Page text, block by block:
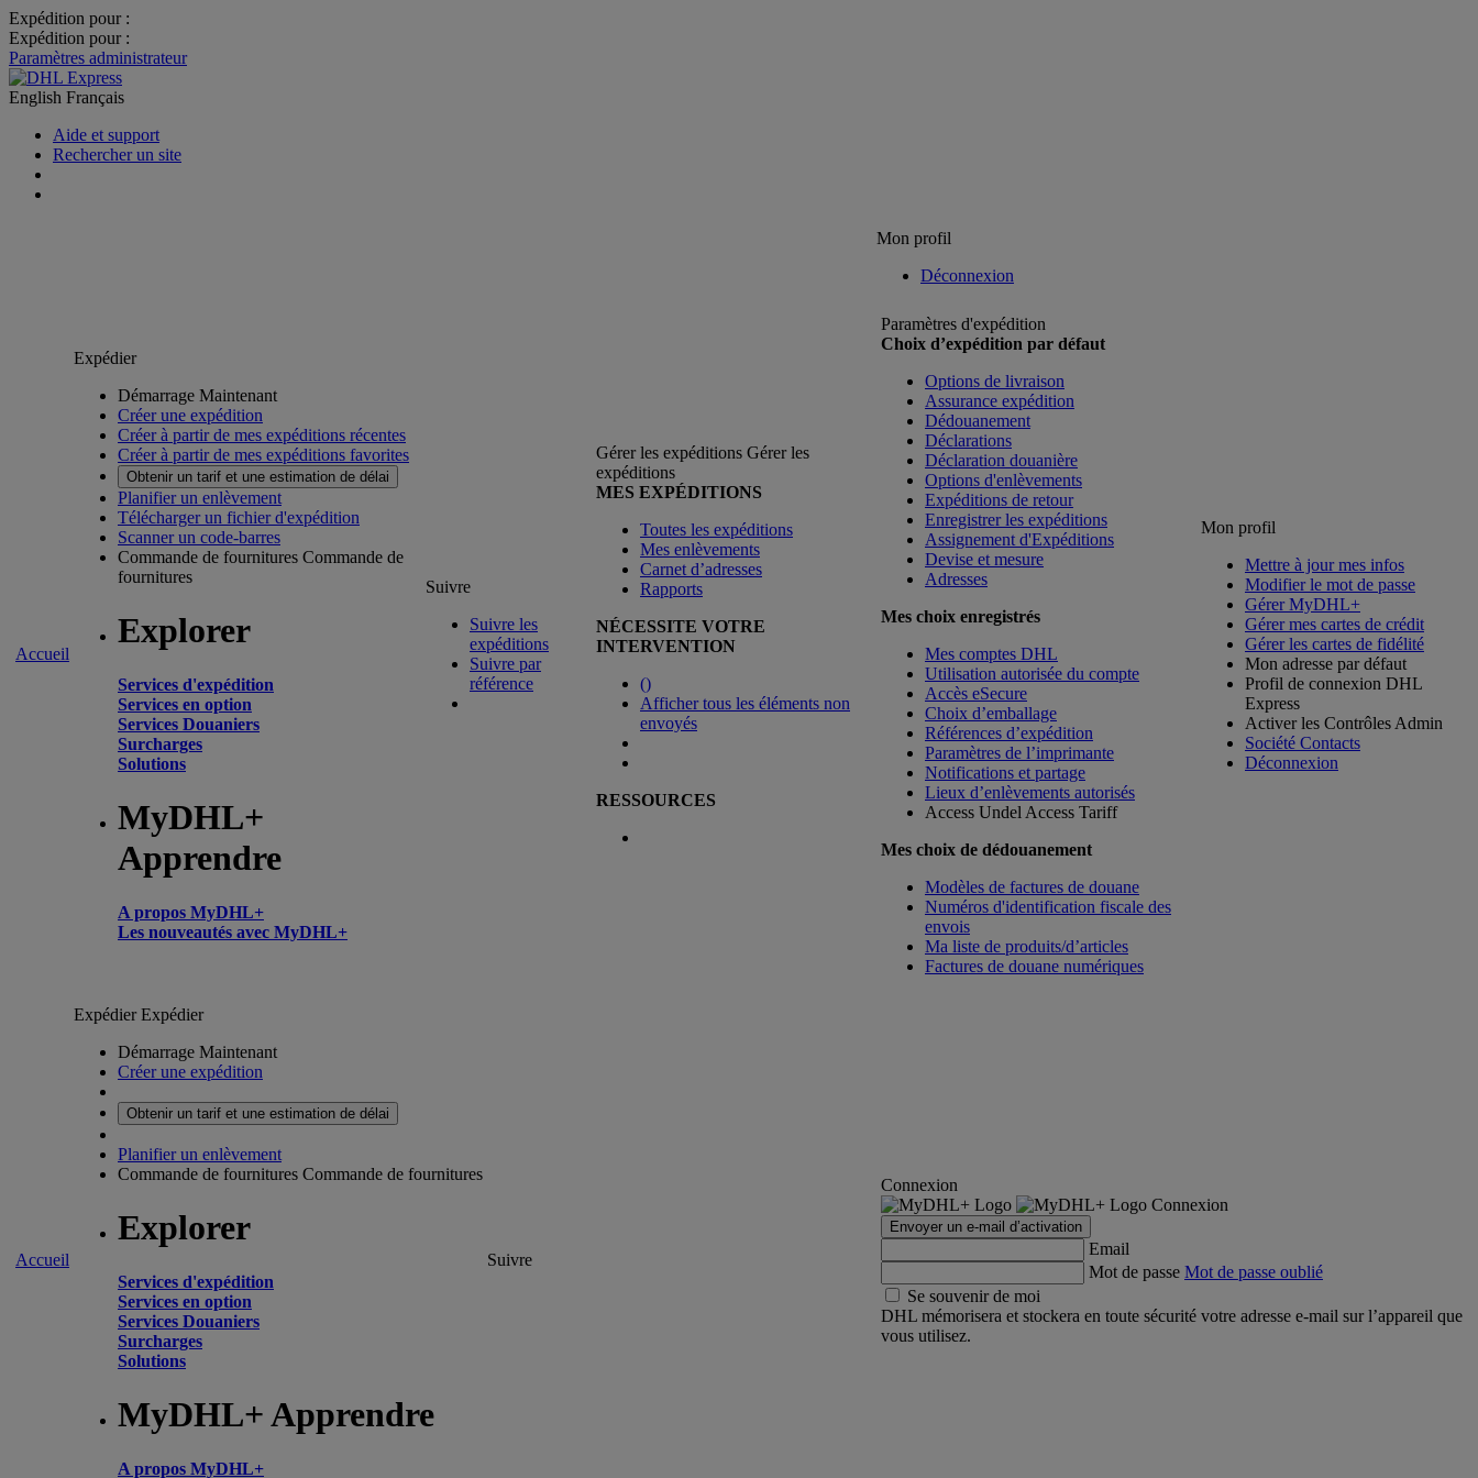
Expédition pour :
Expédition pour :
Paramètres administrateur
English Français
Aide et support
Rechercher un site
Mon profil
Déconnexion
Accueil
Expédier
Démarrage Maintenant
Créer une expédition
Créer à partir de mes expéditions récentes
Créer à partir de mes expéditions favorites
Obtenir un tarif et une estimation de délai
Planifier un enlèvement
Télécharger un fichier d'expédition
Scanner un code-barres
Commande de fournitures Commande de
fournitures
Explorer
Services d'expédition
Services en option
Services Douaniers
Surcharges
Solutions
MyDHL+
Apprendre
A propos MyDHL+
Les nouveautés avec MyDHL+
Suivre
Suivre les
expéditions
Suivre par
référence
Gérer les expéditions Gérer les
expéditions
MES EXPÉDITIONS
Toutes les expéditions
Mes enlèvements
Carnet d’adresses
Rapports
NÉCESSITE VOTRE
INTERVENTION
()
Afficher tous les éléments non
envoyés
RESSOURCES
Paramètres d'expédition
Choix d’expédition par défaut
Options de livraison
Assurance expédition
Dédouanement
Déclarations
Déclaration douanière
Options d'enlèvements
Expéditions de retour
Enregistrer les expéditions
Assignement d'Expéditions
Devise et mesure
Adresses
Mes choix enregistrés
Mes comptes DHL
Utilisation autorisée du compte
Accès eSecure
Choix d’emballage
Références d’expédition
Paramètres de l’imprimante
Notifications et partage
Lieux d’enlèvements autorisés
Access Undel Access Tariff
Mes choix de dédouanement
Modèles de factures de douane
Numéros d'identification fiscale des
envois
Ma liste de produits/d’articles
Factures de douane numériques
Mon profil
Mettre à jour mes infos
Modifier le mot de passe
Gérer MyDHL+
Gérer mes cartes de crédit
Gérer les cartes de fidélité
Mon adresse par défaut
Profil de connexion DHL
Express
Activer les Contrôles Admin
Société Contacts
Déconnexion
Accueil
ExpédierExpédier
Démarrage Maintenant
Créer une expédition
Obtenir un tarif et une estimation de délai
Planifier un enlèvement
Commande de fournitures Commande de fournitures
Explorer
Services d'expédition
Services en option
Services Douaniers
Surcharges
Solutions
MyDHL+ Apprendre
A propos MyDHL+
Suivre
Connexion
Connexion
Envoyer un e-mail d’activation
Email
Mot de passe Mot de passe oublié
Se souvenir de moi
DHL mémorisera et stockera en toute sécurité votre adresse e-mail sur l’appareil que
vous utilisez.